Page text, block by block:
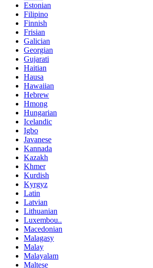
Estonian
Filipino
Finnish
Frisian
Galician
Georgian
Gujarati
Haitian
Hausa
Hawaiian
Hebrew
Hmong
Hungarian
Icelandic
Igbo
Javanese
Kannada
Kazakh
Khmer
Kurdish
Kyrgyz
Latin
Latvian
Lithuanian
Luxembou..
Macedonian
Malagasy
Malay
Malayalam
Maltese